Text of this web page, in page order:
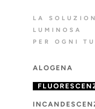
LA
LUMINOSA
PER OGNI
ALOGENA